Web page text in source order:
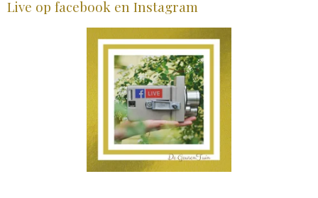
Live op facebook en Instagram